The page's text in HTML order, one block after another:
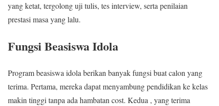
yang ketat, tergolong uji tulis, tes interview, serta penilaian
prestasi masa yang lalu.
Fungsi Beasiswa Idola
Program beasiswa idola berikan banyak fungsi buat calon yang
terima. Pertama, mereka dapat menyambung pendidikan ke kelas
makin tinggi tanpa ada hambatan cost. Kedua , yang terima